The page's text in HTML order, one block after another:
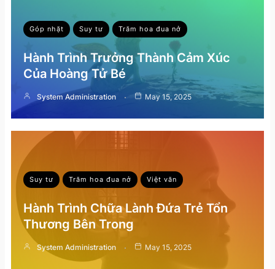
Góp nhặt Suy tư Trăm hoa đua nở
Hành Trình Trưởng Thành Cảm Xúc
Của Hoàng Tử Bé
System Administration May 15, 2025
Suy tư Trăm hoa đua nở Việt văn
Hành Trình Chữa Lành Đứa Trẻ Tổn
Thương Bên Trong
System Administration May 15, 2025